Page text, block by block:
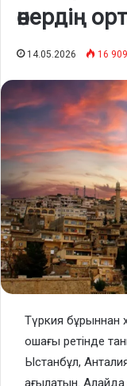
өнердің
14.05.2026 16 909
Түркия
ошағы ретінде
Ыстанбұл,
ағылатын. Алайда